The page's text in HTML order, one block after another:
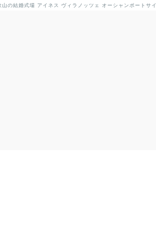
の結婚式場 アイネス ヴィラノッツェ オーシャンポートサイ